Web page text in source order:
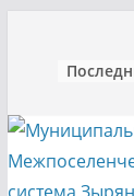
содержимому